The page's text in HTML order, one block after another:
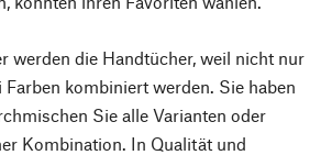
werden die Handtücher, weil nicht nur
Farben kombiniert werden. Sie haben
Sie alle Varianten oder
Kombination. In Qualität und